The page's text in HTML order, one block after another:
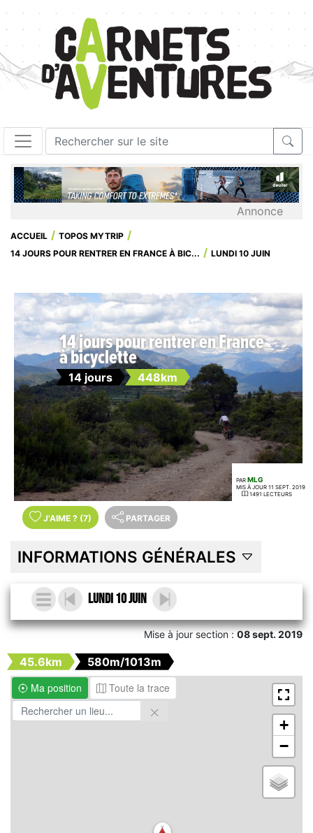
Annonce
ACCUEIL
TOPOS MYTRIP
14 JOURS POUR RENTRER EN FRANCE À BIC...
LUNDI 10 JUIN
14 jours pour rentrer en France
à bicyclette
14 jours 448km
PAR MLG
MIS À JOUR 11 SEPT. 2019
1491 LECTEURS
J'AIME ? (7) PARTAGER
INFORMATIONS GÉNÉRALES
Lundi 10 Juin
Mise à jour section : 08 sept. 2019
45.6km
580m/1013m
Ma position
Toute la trace
+
−